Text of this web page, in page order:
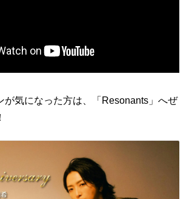
が気になった方は、「Resonants」へぜ